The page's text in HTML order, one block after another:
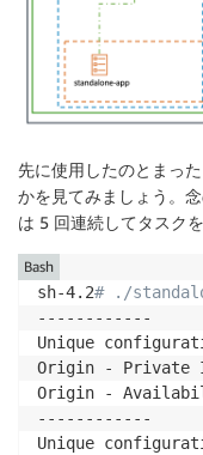
先に使用したのとまっ
かを見てみましょう。
は 5 回連続してタスク
sh-4.2# ./
------------
Unique
Origin -
Origin -
------------
Unique
Bash